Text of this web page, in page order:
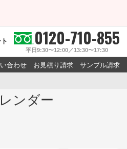
0120-710-855
平日9:30〜12:00／13:30〜17:30
合わせ お見積り請求 サンプル請求
ンダー